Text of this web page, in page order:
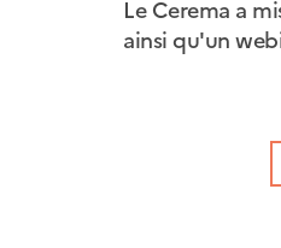
Le Cerema a
ainsi qu'un